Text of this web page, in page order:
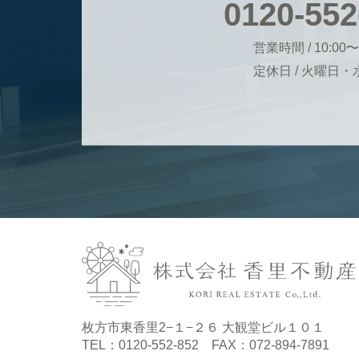
0120-
営業時間 / 10:00
定休日 / 火曜日・
枚方市東香里2−１−２６ 大観堂ビル１０１
TEL：0120-552-852 FAX：072-894-7891